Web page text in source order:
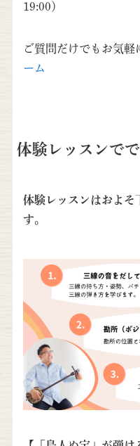
19:00）
ご質問だけでもお気
ーム
体験レッスンで
体験レッスンはおよそ
す。